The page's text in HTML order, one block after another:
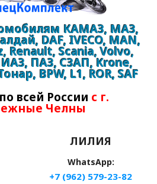
КАМАЗ, МАЗ,
DAF, IVECO, MAN,
Renault, Scania, Volvo,
ПАЗ, СЗАП, Krone,
BPW, L1, ROR, SAF
всей России с г.
Челны
ЛИЛИЯ
WhatsApp:
+7 (962) 579-23-82